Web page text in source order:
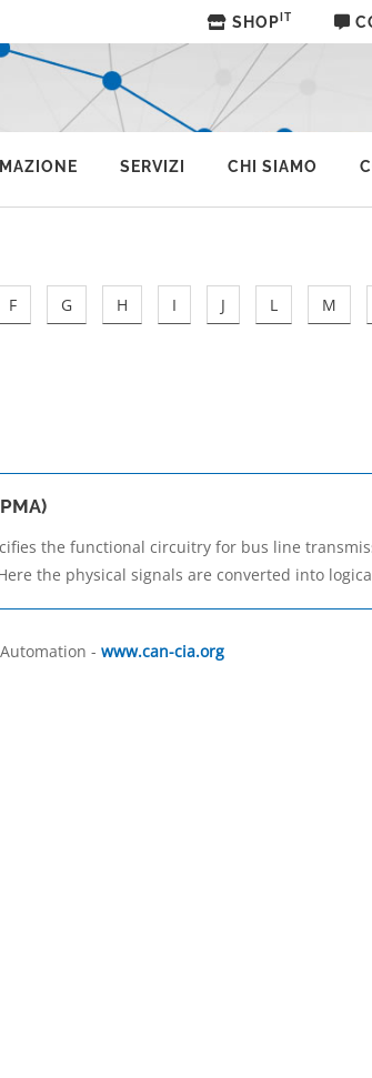
SHOP IT
SERVIZI CHI SIAMO
F G H I J L M
the functional circuitry for bus line
the physical signals are converted into
- www.can-cia.org